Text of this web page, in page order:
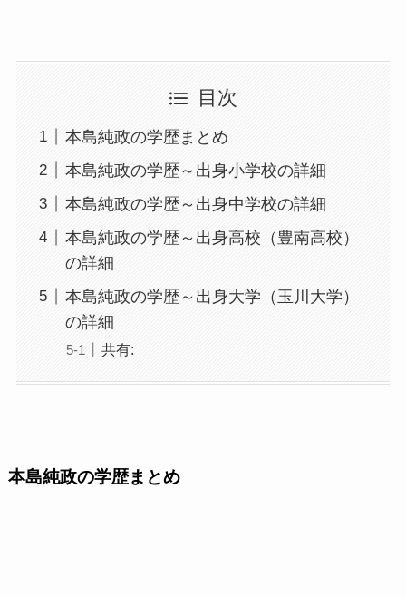
目次
本島純政の学歴まとめ
本島純政の学歴～出身小学校の詳細
本島純政の学歴～出身中学校の詳細
本島純政の学歴～出身高校（豊南高校）
の詳細
本島純政の学歴～出身大学（玉川大学）
の詳細
共有:
本島純政の学歴まとめ